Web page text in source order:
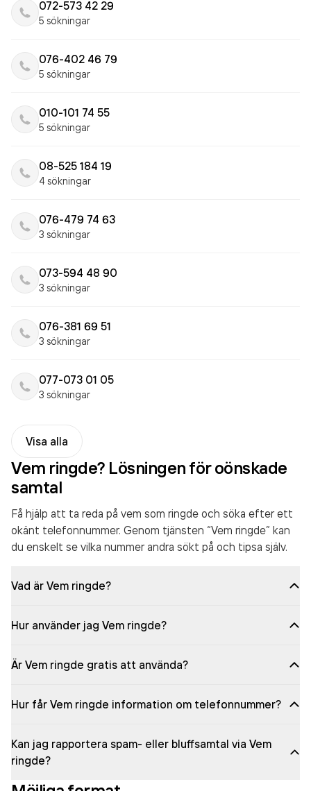
072-573 42 29
5 sökningar
076-402 46 79
5 sökningar
010-101 74 55
5 sökningar
08-525 184 19
4 sökningar
076-479 74 63
3 sökningar
073-594 48 90
3 sökningar
076-381 69 51
3 sökningar
077-073 01 05
3 sökningar
Visa alla
Vem ringde? Lösningen för oönskade
samtal
Få hjälp att ta reda på vem som ringde och söka efter ett
okänt telefonnummer. Genom tjänsten “Vem ringde” kan
du enskelt se vilka nummer andra sökt på och tipsa själv.
Vad är Vem ringde?
Hur använder jag Vem ringde?
Är Vem ringde gratis att använda?
Hur får Vem ringde information om telefonnummer?
Kan jag rapportera spam- eller bluffsamtal via Vem
ringde?